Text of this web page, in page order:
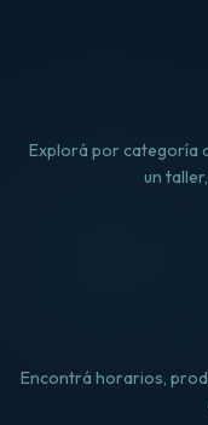
Explorá por categoría
un
Encontrá horarios,